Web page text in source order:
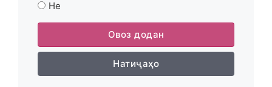
Не
Овоз додан
Натиҷаҳо